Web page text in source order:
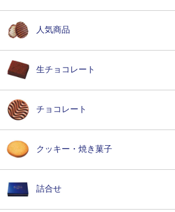
人気商品
生チョコレート
チョコレート
クッキー・焼き菓子
詰合せ